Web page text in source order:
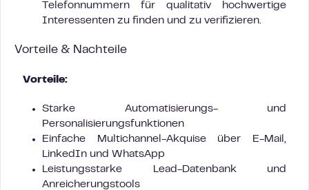
Telefonnummern für qualitativ hochwertige
Interessenten zu finden und zu verifizieren.
Vorteile & Nachteile
Vorteile:
Starke Automatisierungs- und
Personalisierungsfunktionen
Einfache Multichannel-Akquise über E-Mail,
LinkedIn und WhatsApp
Leistungsstarke Lead-Datenbank und
Anreicherungstools